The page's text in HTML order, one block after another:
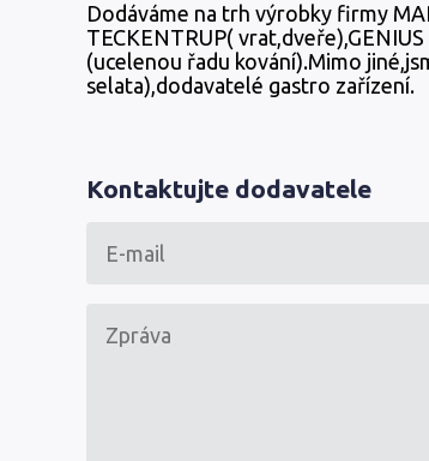
Dodáváme na trh výrobky firmy
TECKENTRUP(
(ucelenou řadu kování).Mimo
selata),dodavatelé gastro zařízení.
Kontaktujte dodavatele